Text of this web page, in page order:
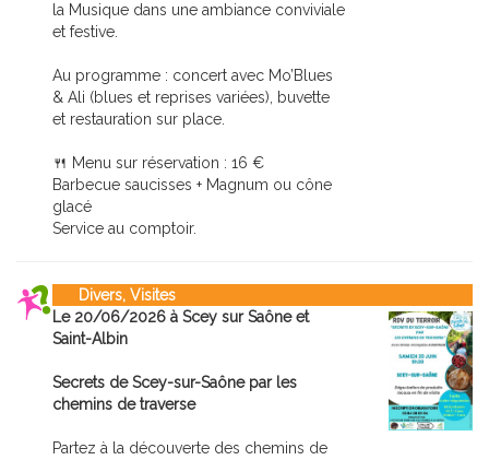
la Musique dans une ambiance conviviale
et festive.
Au programme : concert avec Mo’Blues
& Ali (blues et reprises variées), buvette
et restauration sur place.
🍴 Menu sur réservation : 16 €
Barbecue saucisses + Magnum ou cône
glacé
Service au comptoir.
Divers, Visites
Le 20/06/2026 à Scey sur Saône et
Saint-Albin
Secrets de Scey-sur-Saône par les
chemins de traverse
Partez à la découverte des chemins de